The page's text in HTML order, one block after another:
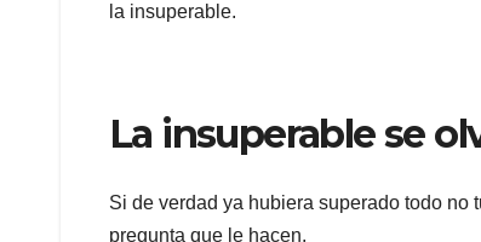
la insuperable.
La insuperable se
Si de verdad ya hubiera superado todo no
pregunta que le hacen.